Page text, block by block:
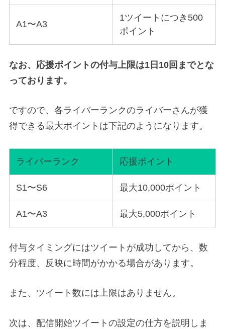
A1〜A3
1ツイートにつき500
ポイント
なお、応援ポイントの付与上限は1日10回までとな
っております。
ですので、各ライバーランクのライバーさんが獲
得できる最大ポイントは下記のようになります。
ライバーランク 応援ポイント
S1〜S6 最大10,000ポイント
A1〜A3 最大5,000ポイント
付与タイミングにはツイートが成功してから、数
分程度、反映に時間がかかる場合があります。
また、ツイート数には上限はありません。
次は、配信開始ツイートの設定の仕方を説明しま